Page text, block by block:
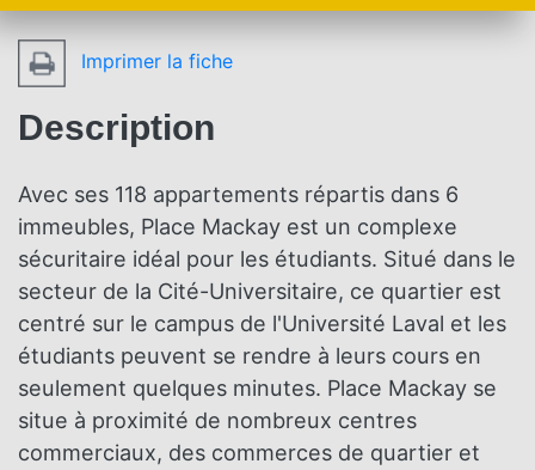
Imprimer la fiche
Description
Avec ses 118 appartements répartis dans 6
immeubles, Place Mackay est un complexe
sécuritaire idéal pour les étudiants. Situé dans le
secteur de la Cité-Universitaire, ce quartier est
centré sur le campus de l'Université Laval et les
étudiants peuvent se rendre à leurs cours en
seulement quelques minutes. Place Mackay se
situe à proximité de nombreux centres
commerciaux, des commerces de quartier et